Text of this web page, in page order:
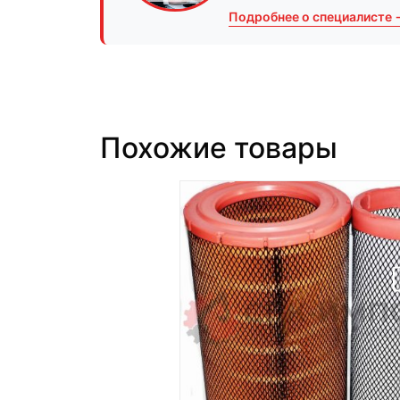
Подробнее о специалисте
Похожие товары